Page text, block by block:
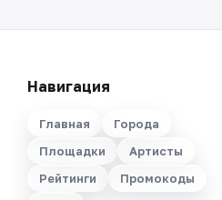
Навигация
Главная
Города
Площадки
Артисты
Рейтинги
Промокоды